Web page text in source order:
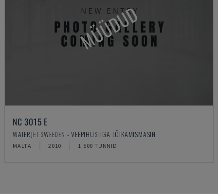
MÜÜDUD
NC 3015 E
WATERJET SWEEDEN - VEEPIHUSTIGA LÕIKAMISMASIN
MALTA 2010 1.500 TUNNID